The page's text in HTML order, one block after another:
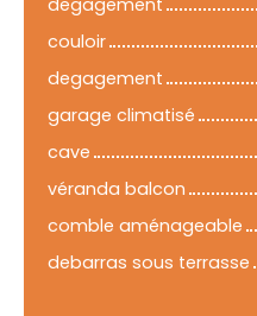
couloir
degagement
garage climatisé
cave
véranda balcon
comble aménageable
debarras sous terrasse